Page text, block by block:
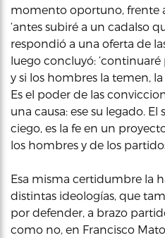
momento oportuno, frente
‘antes subiré a un cadalso
respondió a una oferta de
luego concluyó:
y si los hombres la temen, la
Es el poder de las
una causa: ese su legado.
ciego, es la fe en un
los hombres y de los
Esa misma certidumbre la
distintas ideologías, que
por defender, a brazo
como no, en Francisco